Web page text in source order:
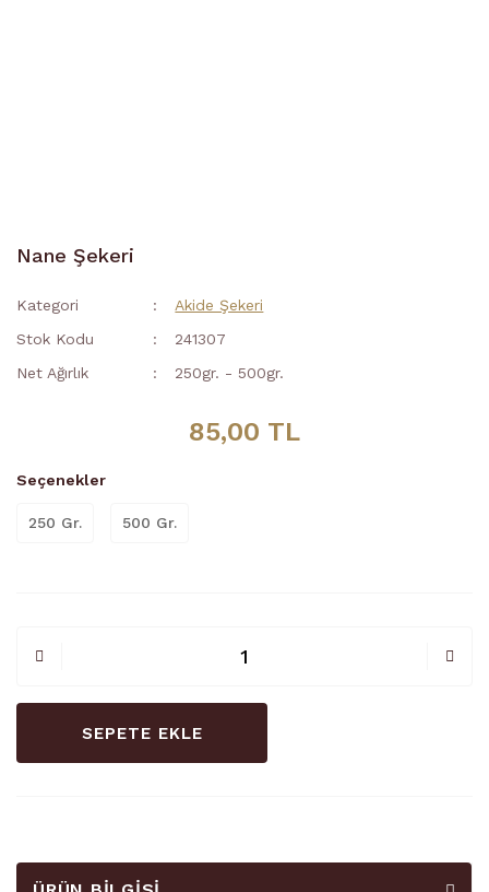
Nane Şekeri
Kategori
Akide Şekeri
Stok Kodu
241307
Net Ağırlık
250gr. - 500gr.
85,00 TL
Seçenekler
250 Gr. 500 Gr.
SEPETE EKLE